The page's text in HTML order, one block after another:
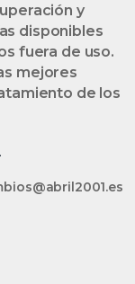
y
disponibles
fuera de uso.
mejores
de los